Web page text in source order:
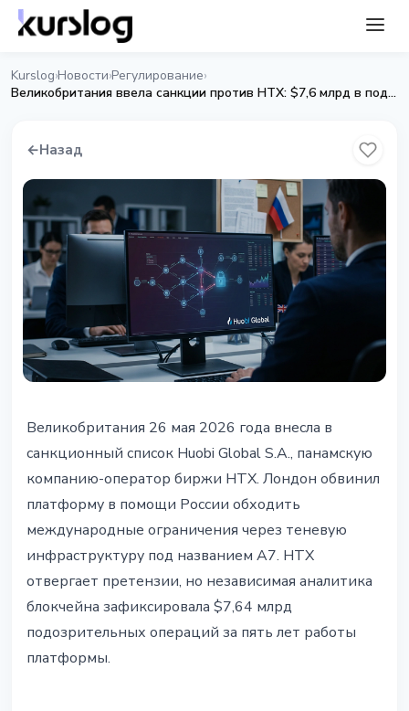
Kurslog›Новости›Регулирование›
Великобритания ввела санкции против HTX: $7,6 млрд в подозрительных потоках
←Назад
Великобритания ввела санкции
против HTX: $7,6 млрд в
подозрительных потоках
27 мая 2026 г.3 мин чтения
Наталия Дорофеева
Великобритания 26 мая 2026 года внесла в
санкционный список Huobi Global S.A., панамскую
компанию-оператор биржи HTX. Лондон обвинил
платформу в помощи России обходить
международные ограничения через теневую
инфраструктуру под названием A7. HTX
отвергает претензии, но независимая аналитика
блокчейна зафиксировала $7,64 млрд
подозрительных операций за пять лет работы
платформы.